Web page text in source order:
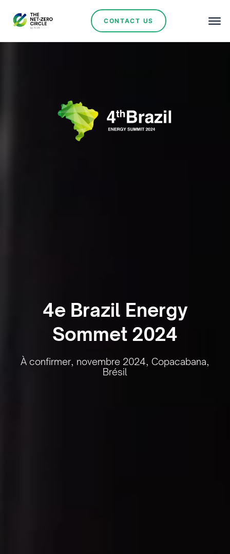
CONTACT US
4e Brazil Energy
Sommet 2024
À confirmer, novembre 2024, Copacabana,
Brésil